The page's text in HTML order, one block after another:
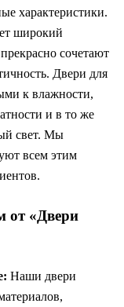
характеристики.
широкий
сочетают
Двери для
к влажности,
и в то же
свет. Мы
всем этим
от «Двери
Наши двери